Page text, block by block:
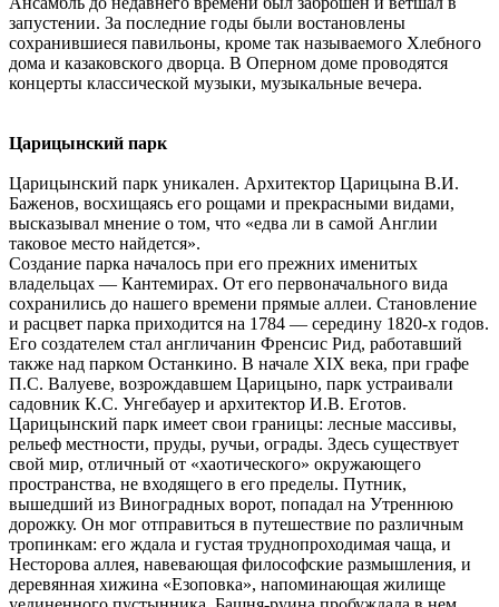
запустении. За последние годы были востановлены
сохранившиеся павильоны, кроме так называемого Хлебного
дома и казаковского дворца. В Оперном доме проводятся
концерты классической музыки, музыкальные вечера.
Царицынский парк
Царицынский парк уникален. Архитектор Царицына В.И.
Баженов, восхищаясь его рощами и прекрасными видами,
высказывал мнение о том, что «едва ли в самой Англии
таковое место найдется».
Создание парка началось при его прежних именитых
владельцах — Кантемирах. От его первоначального вида
сохранились до нашего времени прямые аллеи. Становление
и расцвет парка приходится на 1784 — середину 1820-х годов.
Его создателем стал англичанин Френсис Рид, работавший
также над парком Останкино. В начале XIX века, при графе
П.С. Валуеве, возрождавшем Царицыно, парк устраивали
садовник К.С. Унгебауер и архитектор И.В. Еготов.
Царицынский парк имеет свои границы: лесные массивы,
рельеф местности, пруды, ручьи, ограды. Здесь существует
свой мир, отличный от «хаотического» окружающего
пространства, не входящего в его пределы. Путник,
вышедший из Виноградных ворот, попадал на Утреннюю
дорожку. Он мог отправиться в путешествие по различным
тропинкам: его ждала и густая труднопроходимая чаща, и
Несторова аллея, навевающая философские размышления, и
деревянная хижина «Езоповка», напоминающая жилище